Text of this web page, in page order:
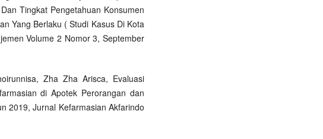
Tingkat Pengetahuan Konsumen
Yang Berlaku ( Studi Kasus Di Kota
Volume 2 Nomor 3, September
Zha Zha Arisca, Evaluasi
di Apotek Perorangan dan
2019, Jurnal Kefarmasian Akfarindo